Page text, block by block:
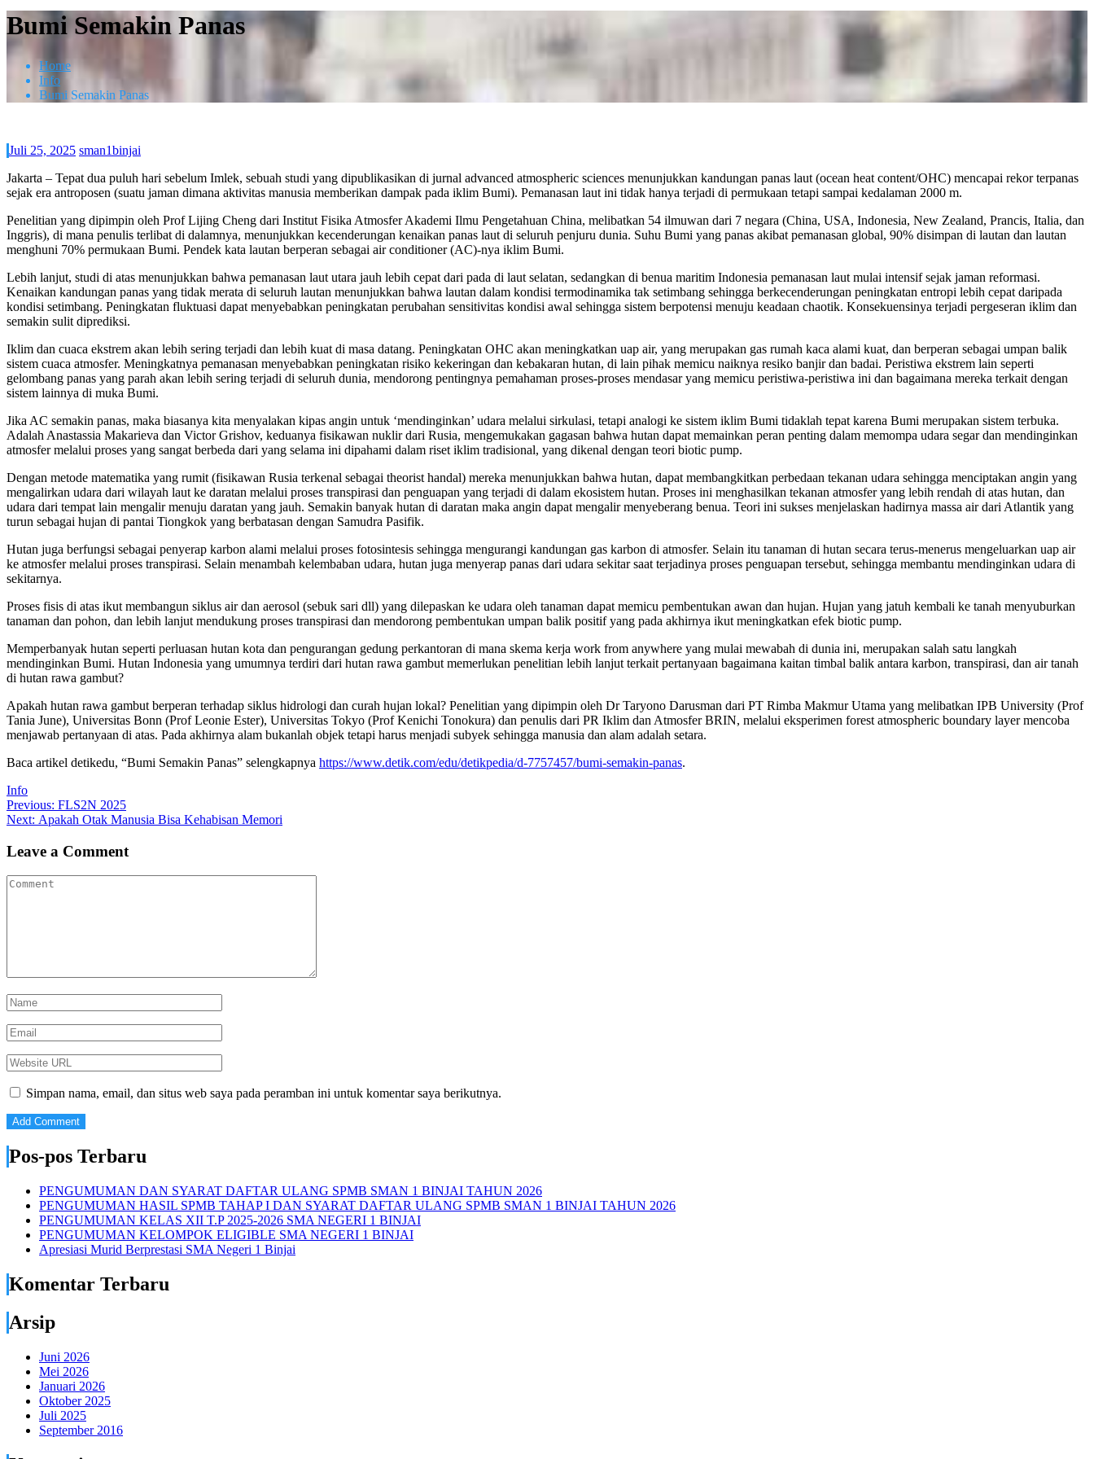
Bumi Semakin Panas
Home
Info
Bumi Semakin Panas
Juli 25, 2025 sman1binjai
Jakarta – Tepat dua puluh hari sebelum Imlek, sebuah studi yang dipublikasikan di jurnal advanced atmospheric sciences menunjukkan kandungan panas laut (ocean heat content/OHC) mencapai rekor terpanas
sejak era antroposen (suatu jaman dimana aktivitas manusia memberikan dampak pada iklim Bumi). Pemanasan laut ini tidak hanya terjadi di permukaan tetapi sampai kedalaman 2000 m.
Penelitian yang dipimpin oleh Prof Lijing Cheng dari Institut Fisika Atmosfer Akademi Ilmu Pengetahuan China, melibatkan 54 ilmuwan dari 7 negara (China, USA, Indonesia, New Zealand, Prancis, Italia, dan
Inggris), di mana penulis terlibat di dalamnya, menunjukkan kecenderungan kenaikan panas laut di seluruh penjuru dunia. Suhu Bumi yang panas akibat pemanasan global, 90% disimpan di lautan dan lautan
menghuni 70% permukaan Bumi. Pendek kata lautan berperan sebagai air conditioner (AC)-nya iklim Bumi.
Lebih lanjut, studi di atas menunjukkan bahwa pemanasan laut utara jauh lebih cepat dari pada di laut selatan, sedangkan di benua maritim Indonesia pemanasan laut mulai intensif sejak jaman reformasi.
Kenaikan kandungan panas yang tidak merata di seluruh lautan menunjukkan bahwa lautan dalam kondisi termodinamika tak setimbang sehingga berkecenderungan peningkatan entropi lebih cepat daripada
kondisi setimbang. Peningkatan fluktuasi dapat menyebabkan peningkatan perubahan sensitivitas kondisi awal sehingga sistem berpotensi menuju keadaan chaotik. Konsekuensinya terjadi pergeseran iklim dan
semakin sulit diprediksi.
Iklim dan cuaca ekstrem akan lebih sering terjadi dan lebih kuat di masa datang. Peningkatan OHC akan meningkatkan uap air, yang merupakan gas rumah kaca alami kuat, dan berperan sebagai umpan balik
sistem cuaca atmosfer. Meningkatnya pemanasan menyebabkan peningkatan risiko kekeringan dan kebakaran hutan, di lain pihak memicu naiknya resiko banjir dan badai. Peristiwa ekstrem lain seperti
gelombang panas yang parah akan lebih sering terjadi di seluruh dunia, mendorong pentingnya pemahaman proses-proses mendasar yang memicu peristiwa-peristiwa ini dan bagaimana mereka terkait dengan
sistem lainnya di muka Bumi.
Jika AC semakin panas, maka biasanya kita menyalakan kipas angin untuk ‘mendinginkan’ udara melalui sirkulasi, tetapi analogi ke sistem iklim Bumi tidaklah tepat karena Bumi merupakan sistem terbuka.
Adalah Anastassia Makarieva dan Victor Grishov, keduanya fisikawan nuklir dari Rusia, mengemukakan gagasan bahwa hutan dapat memainkan peran penting dalam memompa udara segar dan mendinginkan
atmosfer melalui proses yang sangat berbeda dari yang selama ini dipahami dalam riset iklim tradisional, yang dikenal dengan teori biotic pump.
Dengan metode matematika yang rumit (fisikawan Rusia terkenal sebagai theorist handal) mereka menunjukkan bahwa hutan, dapat membangkitkan perbedaan tekanan udara sehingga menciptakan angin yang
mengalirkan udara dari wilayah laut ke daratan melalui proses transpirasi dan penguapan yang terjadi di dalam ekosistem hutan. Proses ini menghasilkan tekanan atmosfer yang lebih rendah di atas hutan, dan
udara dari tempat lain mengalir menuju daratan yang jauh. Semakin banyak hutan di daratan maka angin dapat mengalir menyeberang benua. Teori ini sukses menjelaskan hadirnya massa air dari Atlantik yang
turun sebagai hujan di pantai Tiongkok yang berbatasan dengan Samudra Pasifik.
Hutan juga berfungsi sebagai penyerap karbon alami melalui proses fotosintesis sehingga mengurangi kandungan gas karbon di atmosfer. Selain itu tanaman di hutan secara terus-menerus mengeluarkan uap air
ke atmosfer melalui proses transpirasi. Selain menambah kelembaban udara, hutan juga menyerap panas dari udara sekitar saat terjadinya proses penguapan tersebut, sehingga membantu mendinginkan udara di
sekitarnya.
Proses fisis di atas ikut membangun siklus air dan aerosol (sebuk sari dll) yang dilepaskan ke udara oleh tanaman dapat memicu pembentukan awan dan hujan. Hujan yang jatuh kembali ke tanah menyuburkan
tanaman dan pohon, dan lebih lanjut mendukung proses transpirasi dan mendorong pembentukan umpan balik positif yang pada akhirnya ikut meningkatkan efek biotic pump.
Memperbanyak hutan seperti perluasan hutan kota dan pengurangan gedung perkantoran di mana skema kerja work from anywhere yang mulai mewabah di dunia ini, merupakan salah satu langkah
mendinginkan Bumi. Hutan Indonesia yang umumnya terdiri dari hutan rawa gambut memerlukan penelitian lebih lanjut terkait pertanyaan bagaimana kaitan timbal balik antara karbon, transpirasi, dan air tanah
di hutan rawa gambut?
Apakah hutan rawa gambut berperan terhadap siklus hidrologi dan curah hujan lokal? Penelitian yang dipimpin oleh Dr Taryono Darusman dari PT Rimba Makmur Utama yang melibatkan IPB University (Prof
Tania June), Universitas Bonn (Prof Leonie Ester), Universitas Tokyo (Prof Kenichi Tonokura) dan penulis dari PR Iklim dan Atmosfer BRIN, melalui eksperimen forest atmospheric boundary layer mencoba
menjawab pertanyaan di atas. Pada akhirnya alam bukanlah objek tetapi harus menjadi subyek sehingga manusia dan alam adalah setara.
Baca artikel detikedu, “Bumi Semakin Panas” selengkapnya https://www.detik.com/edu/detikpedia/d-7757457/bumi-semakin-panas.
Info
Navigasi
pos
Previous: Previous
post:
FLS2N 2025
Next: Next
Apakah Otak Manusia Bisa Kehabisan Memori
Leave a Comment
Simpan nama, email, dan situs web saya pada peramban ini untuk komentar saya berikutnya.
Pos-pos Terbaru
PENGUMUMAN DAN SYARAT DAFTAR ULANG SPMB SMAN 1 BINJAI TAHUN 2026
PENGUMUMAN HASIL SPMB TAHAP I DAN SYARAT DAFTAR ULANG SPMB SMAN 1 BINJAI TAHUN 2026
PENGUMUMAN KELAS XII T.P 2025-2026 SMA NEGERI 1 BINJAI
PENGUMUMAN KELOMPOK ELIGIBLE SMA NEGERI 1 BINJAI
Apresiasi Murid Berprestasi SMA Negeri 1 Binjai
Komentar Terbaru
Arsip
Juni 2026
Mei 2026
Januari 2026
Oktober 2025
Juli 2025
September 2016